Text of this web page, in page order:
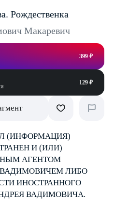
Рождественка
Макаревич
399 ₽
129 ₽
(ИНФОРМАЦИЯ)
И (ИЛИ)
АГЕНТОМ
ЛИБО
ИНОСТРАННОГО
ВАДИМОВИЧА.